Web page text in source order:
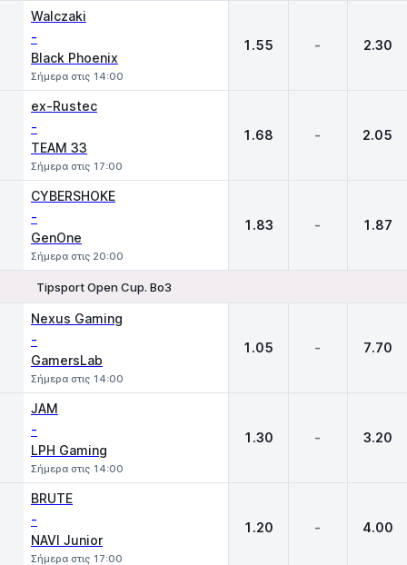
Walczaki
-
Black Phoenix
Σήμερα στις 14:00
1.55 - 2.30
ex-Rustec
-
TEAM 33
Σήμερα στις 17:00
1.68 - 2.05
CYBERSHOKE
-
GenOne
Σήμερα στις 20:00
1.83 - 1.87
Tipsport Open Cup. Bo3
Nexus Gaming
-
GamersLab
Σήμερα στις 14:00
1.05 - 7.70
JAM
-
LPH Gaming
Σήμερα στις 14:00
1.30 - 3.20
BRUTE
-
NAVI Junior
Σήμερα στις 17:00
1.20 - 4.00